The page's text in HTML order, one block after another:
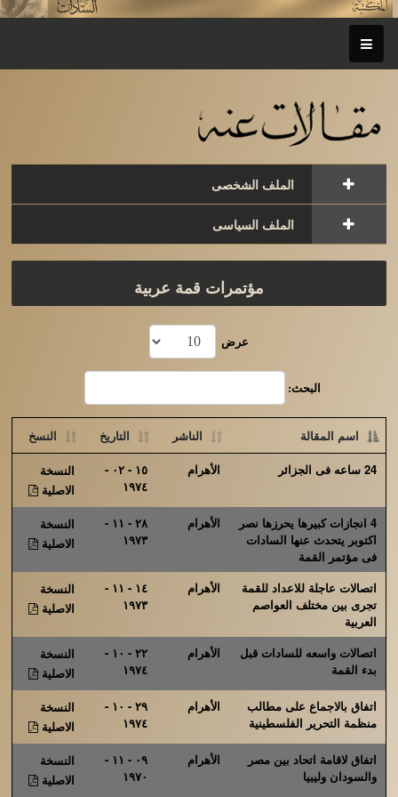
الملف الشخصى
الملف السياسى
مؤتمرات قمة عربية
عرض
البحث:
اسم المقالة الناشر التاريخ
النسخ
24 ساعه فى الجزائر
الأهرام
١٥ - ٠٢ -
١٩٧٤
النسخة
الاصلية
4 انجازات كبيرها يحرزها نصر
اكتوبر يتحدث عنها السادات
فى مؤتمر القمة
الأهرام
٢٨ - ١١ -
١٩٧٣
النسخة
الاصلية
اتصالات عاجلة للاعداد للقمة
تجرى بين مختلف العواصم
العربية
الأهرام
١٤ - ١١ -
١٩٧٣
النسخة
الاصلية
اتصالات واسعه للسادات قبل
بدء القمة
الأهرام
٢٢ - ١٠ -
١٩٧٤
النسخة
الاصلية
اتفاق بالاجماع على مطالب
منظمة التحرير الفلسطينية
الأهرام
٢٩ - ١٠ -
١٩٧٤
النسخة
الاصلية
اتفاق لاقامة اتحاد بين مصر
والسودان وليبيا
الأهرام
٠٩ - ١١ -
١٩٧٠
النسخة
الاصلية